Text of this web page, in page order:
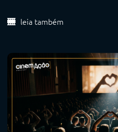
leia também